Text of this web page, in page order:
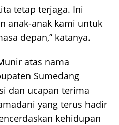
tetap terjaga. Ini
anak-anak kami untuk
depan,” katanya.
atas nama
Sumedang
dan ucapan terima
yang terus hadir
kehidupan